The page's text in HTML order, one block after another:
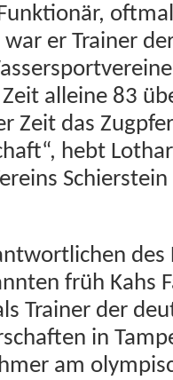
er Train­er
alleine 83
Zeit das
hebt
früh Kahs
Train­er der
in
am